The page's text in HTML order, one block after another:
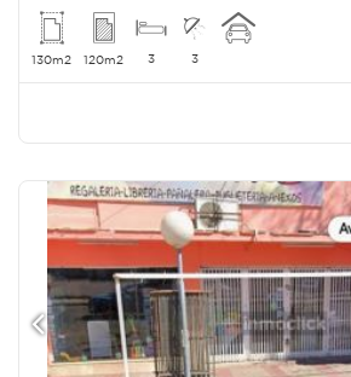
130m2 120m2 3 3